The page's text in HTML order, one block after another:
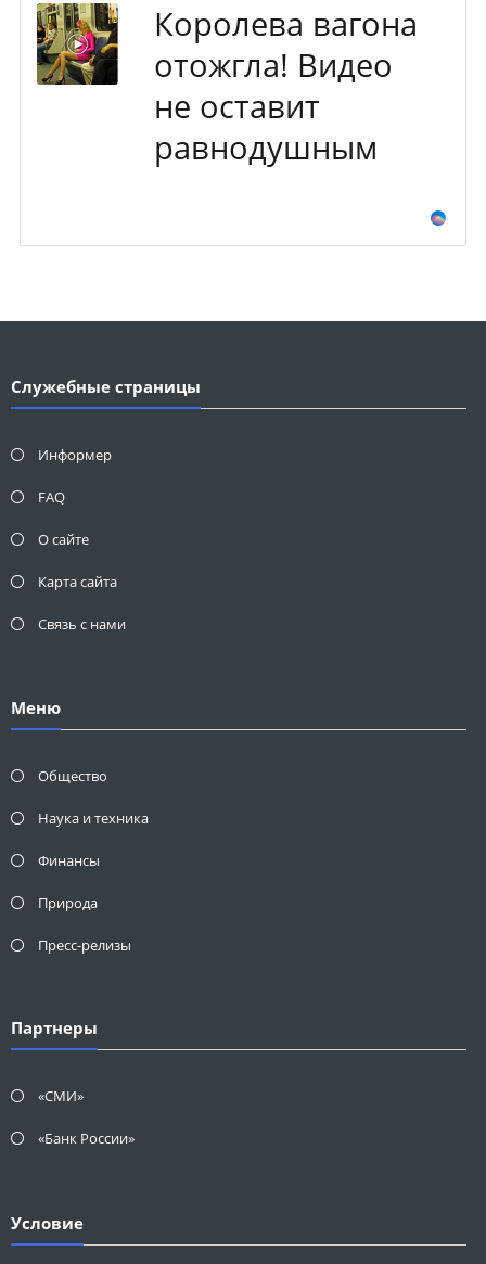
Королева вагона
отожгла! Видео
не оставит
равнодушным
Служебные страницы
Информер
FAQ
О сайте
Карта сайта
Связь с нами
Меню
Общество
Наука и техника
Финансы
Природа
Пресс-релизы
Партнеры
«СМИ»
«Банк России»
Условие